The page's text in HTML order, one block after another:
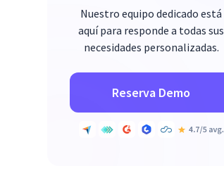
Nuestro equipo dedicado está
aquí para responde a todas sus
necesidades personalizadas.
Reserva Demo